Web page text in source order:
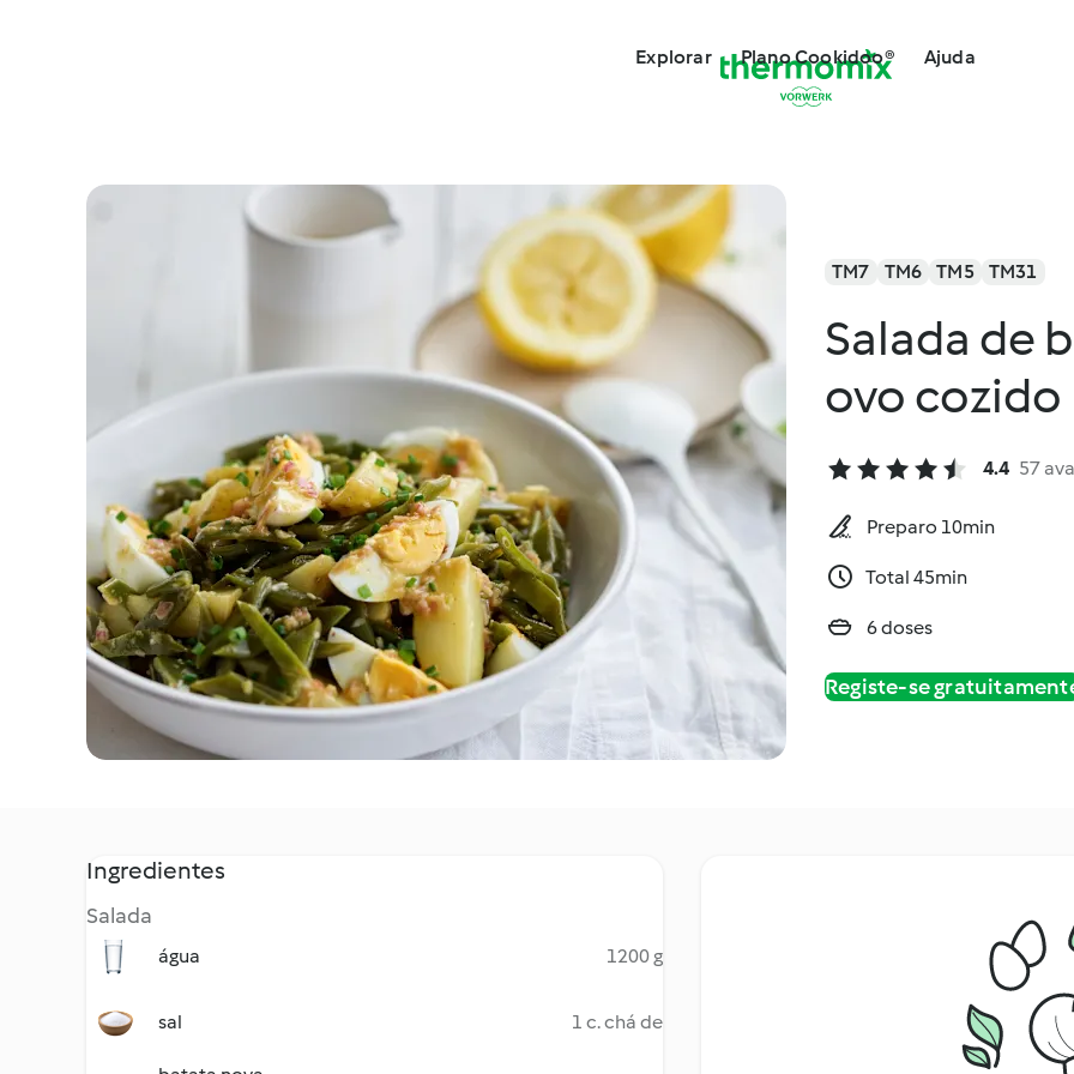
Explorar Plano Cookidoo® Ajuda
TM7 TM6 TM5 TM31
Salada de
ovo cozido
4.4 57
Preparo 10min
Total 45min
6 doses
Registe-se
Ingredientes
Salada
água 1200 g
sal 1 c. chá de